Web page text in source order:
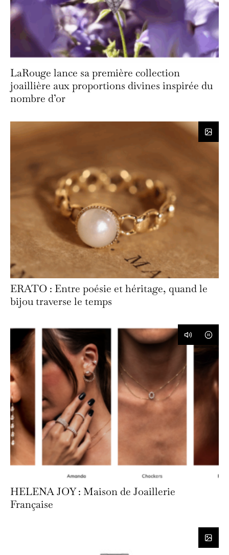
LaRouge lance sa première collection
joaillière aux proportions divines inspirée du
nombre d’or
ERATO : Entre poésie et héritage, quand le
bijou traverse le temps
HELENA JOY : Maison de Joaillerie
Française